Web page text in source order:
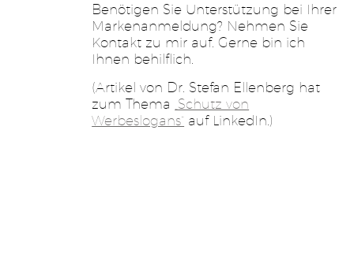
Benötigen Sie Unterstützung bei Ihrer
Markenanmeldung? Nehmen Sie
Kontakt zu mir auf. Gerne bin ich
Ihnen behilflich.
(Artikel von Dr. Stefan Ellenberg hat
zum Thema „Schutz von
Werbeslogans“ auf LinkedIn.)